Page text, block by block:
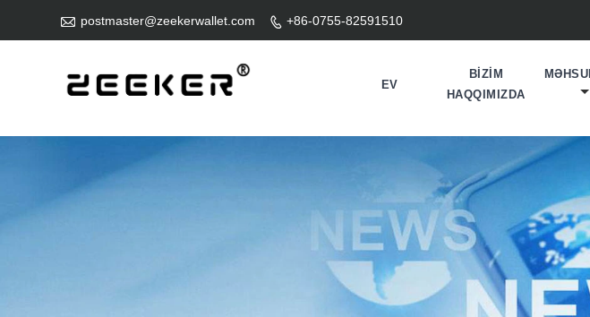
 postmaster@zeekerwallet.com  +86-0755-82591510
EV
BIZIM
HAQQIMIZDA